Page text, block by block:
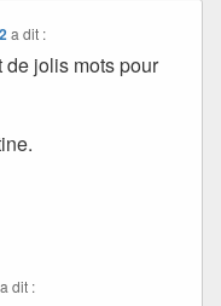
a dit :
de jolis mots pour
a dit :